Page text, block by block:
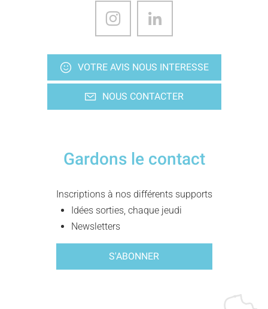
VOTRE AVIS NOUS INTERESSE
NOUS CONTACTER
Gardons le contact
Inscriptions à nos différents supports
Idées sorties, chaque jeudi
Newsletters
S'ABONNER